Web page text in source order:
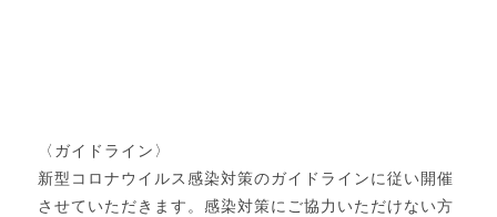
〈ガイドライン〉
新型コロナウイルス感染対策のガイドラインに従い開催
させていただきます。感染対策にご協力いただけない方